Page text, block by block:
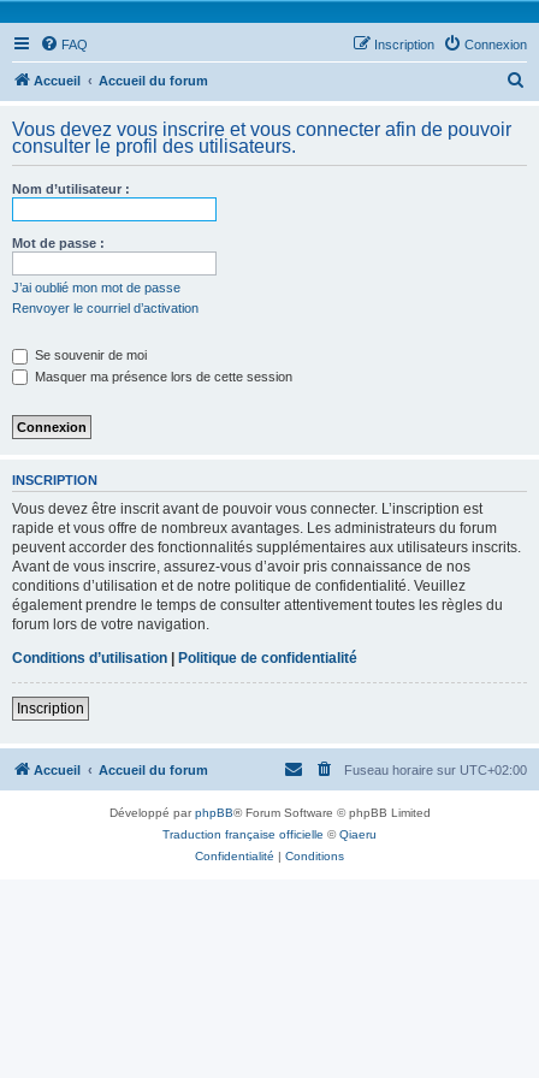
FAQ Connexion
Inscription
Accueil Accueil du forum
h
Vous devez vous inscrire et vous connecter afin de pouvoir
consulter le profil des utilisateurs.
Nom d’utilisateur :
Mot de passe :
J’ai oublié mon mot de passe
Renvoyer le courriel d’activation
Se souvenir de moi
Masquer ma présence lors de cette session
INSCRIPTION
Vous devez être inscrit avant de pouvoir vous connecter. L’inscription est
rapide et vous offre de nombreux avantages. Les administrateurs du forum
peuvent accorder des fonctionnalités supplémentaires aux utilisateurs inscrits.
Avant de vous inscrire, assurez-vous d’avoir pris connaissance de nos
conditions d’utilisation et de notre politique de confidentialité. Veuillez
également prendre le temps de consulter attentivement toutes les règles du
forum lors de votre navigation.
Conditions d’utilisation | Politique de confidentialité
Inscription
Accueil Accueil du forum Fuseau horaire sur UTC+02:00
Développé parphpBB® Forum Software © phpBB Limited
Traduction française officielle ©Qiaeru
Confidentialité | Conditions